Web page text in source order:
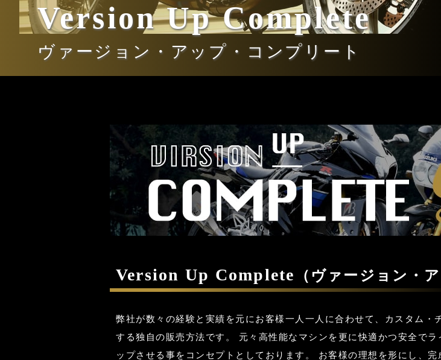
Version Up Complete
ヴァージョン・アップ・コンプリート
Version Up Complete （ヴァージョン・
弊社が数々の経験と実績を元にお客様一人一人に合わせて、カスタム
する独自の販売方法です。 元々高性能なマシンを更に快適かつ安全で
ップさせる事をコンセプトとしております。 お客様の理想を形にし、